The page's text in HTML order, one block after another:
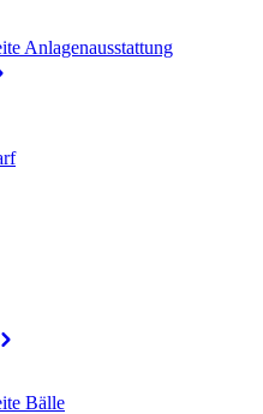
Anlagenausstattung
Bälle